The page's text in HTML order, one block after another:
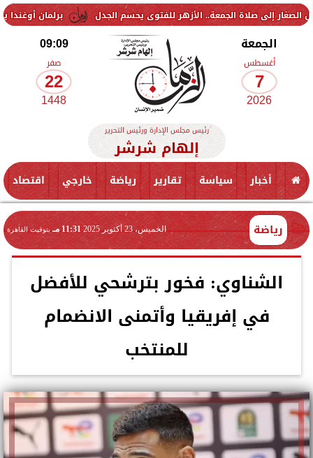
برلمان أوغندا يوافق على الجمعة.. الأزهر للفتوى يحسم الجدل
الجمعة
أغسطس
7
2026
09:09
صفر
22
1448
رئيس مجلس الإدارة ورئيس التحرير
إلهام شرشر
أخبار سياسة تقارير رياضة خارجي اقتصاد
رياضة الخميس، 23 أكتوبر 2025 11:31 مـ بتوقيت القاهرة
الشناوي: فخور بترشحي للأفضل
في إفريقيا وأتمنى الانضمام
للمنتخب